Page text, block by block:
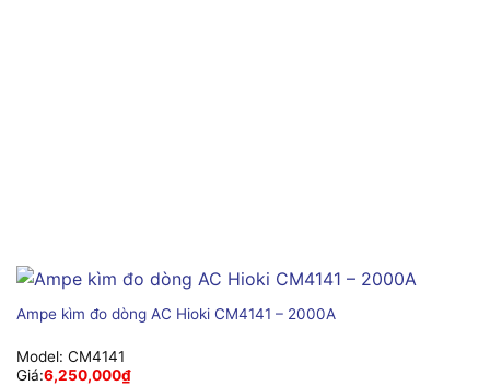
Ampe kìm đo dòng AC Hioki CM4141 – 2000A
Model: CM4141
Giá:6,250,000₫